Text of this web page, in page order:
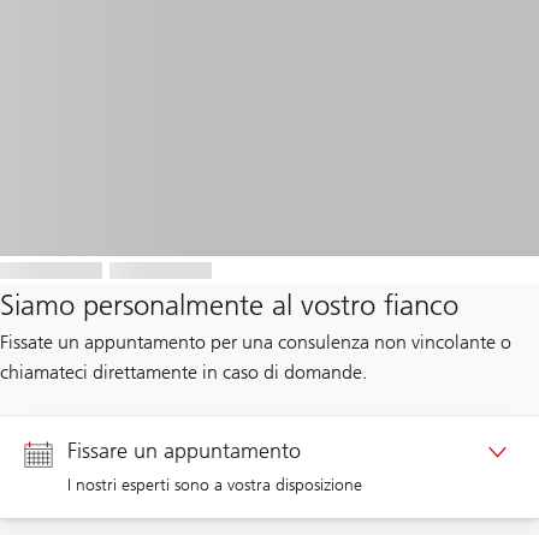
Siamo personalmente al vostro fianco
Fissate un appuntamento per una consulenza non vincolante o
chiamateci direttamente in caso di domande.
Fissare un appuntamento
I nostri esperti sono a vostra disposizione